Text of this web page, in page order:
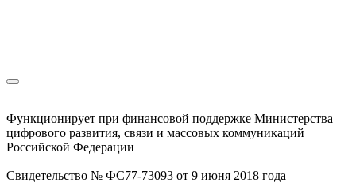
Функционирует при финансовой поддержке Министерства
цифрового развития, связи и массовых коммуникаций
Российской Федерации
Свидетельство № ФС77-73093 от 9 июня 2018 года